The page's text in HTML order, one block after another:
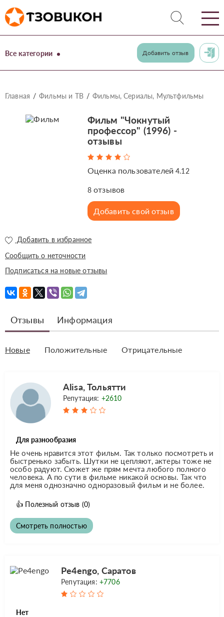
Все категории Добавить отзыв
Главная Фильмы и ТВ Фильмы, Сериалы, Мультфильмы
Фильм "Чокнутый
профессор" (1996) -
отзывы
Оценка пользователей4.12
8отзывов
Добавить свой отзыв
Добавить в избранное
Сообщить о неточности
Подписаться на новые отзывы
Отзывы Информация
Новые Положительные Отрицательные
Alisa, Тольятти
Репутация: +2610
Для разнообразия
Не очень нравится этот фильм. Так только посмотреть и
быстренько забыть. Шутки не цепляют, актеры тоже не
особо радуют. Сюжет же прям мечта любого полного
человека. А по сути в фильме никакой основы. Так что
для меня однозначно одноразовый фильм и не более.
👍 Полезный отзыв (0)
Смотреть полностью
Pe4engo, Саратов
Репутация: +7706
Нет